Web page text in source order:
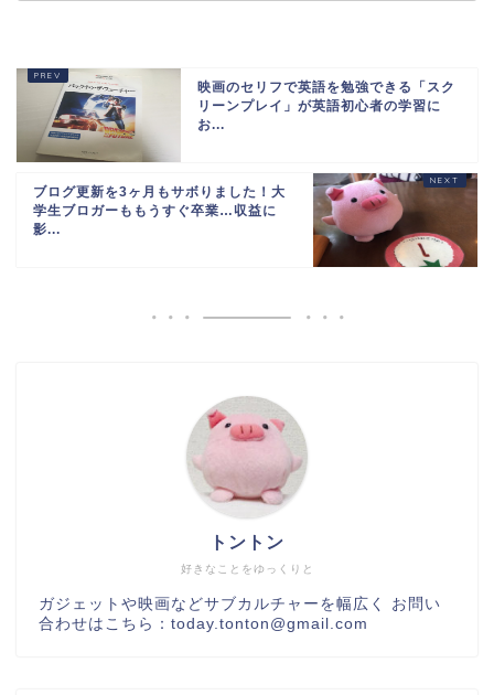
映画のセリフで英語を勉強できる「スク
リーンプレイ」が英語初心者の学習に
お...
ブログ更新を3ヶ月もサボりました！大
学生ブロガーももうすぐ卒業…収益に
影...
好きなことをゆっくりと
トントン
ガジェットや映画などサブカルチャーを幅広く お問い
合わせはこちら：today.tonton@gmail.com